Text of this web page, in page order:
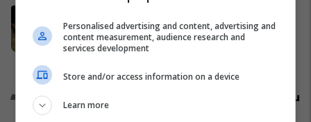
së përcaktojnë rrugëtimin e
përbashkët
Promo Reklamo këtu
Personalised advertising and content, advertising and
content measurement, audience research and
services development
Store and/or access information on a device
Learn more